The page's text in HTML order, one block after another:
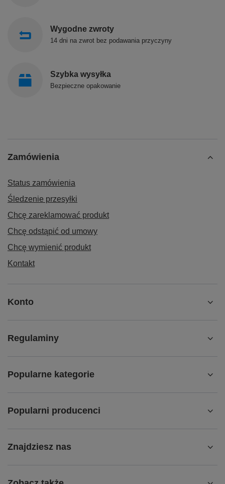
Wygodne zwroty
14 dni na zwrot bez podawania przyczyny
Szybka wysyłka
Bezpieczne opakowanie
Zamówienia
Status zamówienia
Śledzenie przesyłki
Chcę zareklamować produkt
Chcę odstąpić od umowy
Chcę wymienić produkt
Kontakt
Konto
Regulaminy
Popularne kategorie
Popularni producenci
Znajdziesz nas